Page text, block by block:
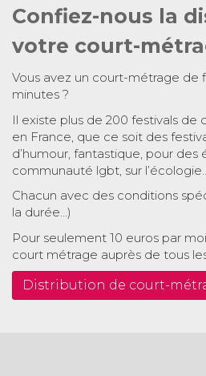
Confiez-nous la
votre court-
Vous avez un court-métrage de
minutes ?
Il existe plus de 200 festivals de
en France, que ce soit des
d’humour, fantastique, pour des
communauté lgbt, sur l’écologie…
Chacun avec des conditions
la durée…)
Pour seulement 10 euros par
court métrage auprès de tous
Distribution de court-